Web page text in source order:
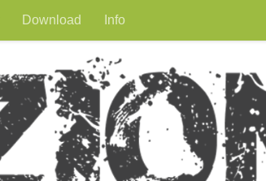
Download Info